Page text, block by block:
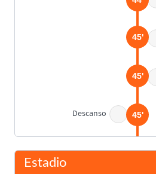
45'
45'
Descanso 45'
45'
Estadio